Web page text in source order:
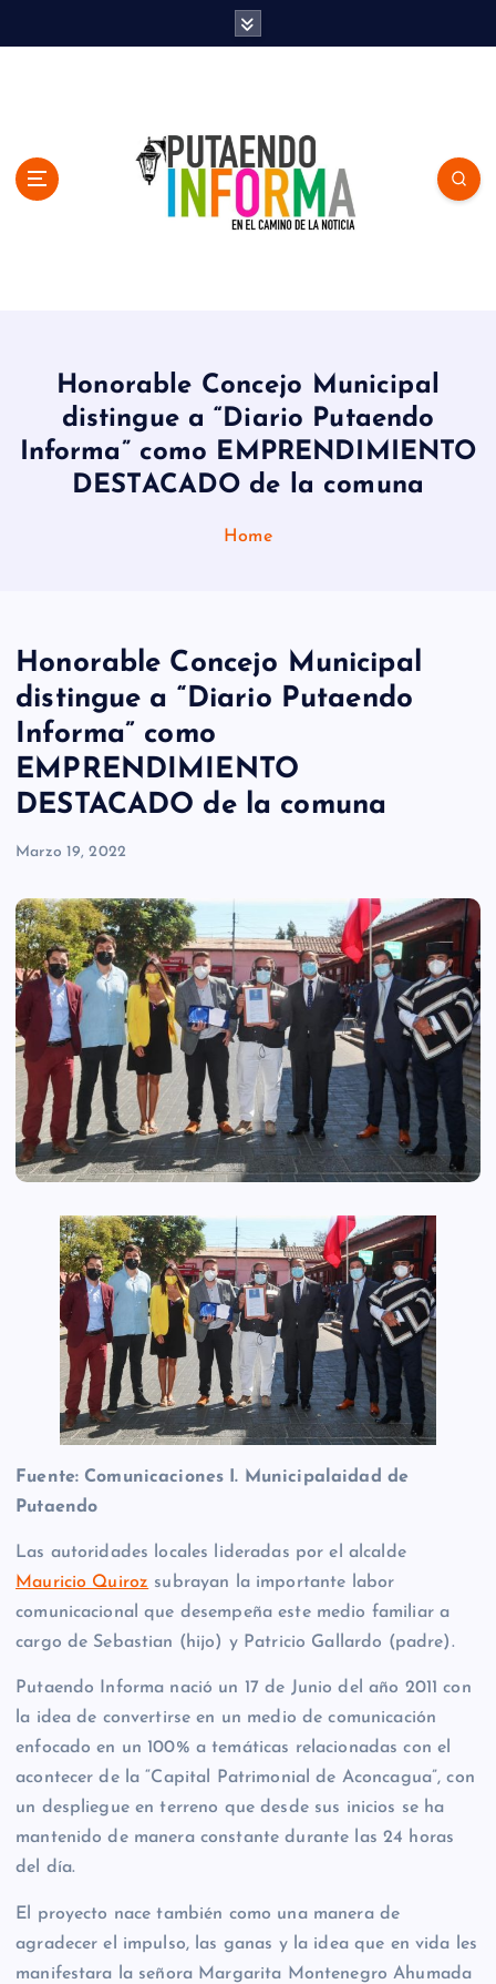
Honorable Concejo Municipal
distingue a “Diario Putaendo
Informa” como EMPRENDIMIENTO
DESTACADO de la comuna
Home
Honorable Concejo Municipal
distingue a “Diario Putaendo
Informa” como
EMPRENDIMIENTO
DESTACADO de la comuna
Marzo 19, 2022
Fuente: Comunicaciones I. Municipalaidad de
Putaendo
Las autoridades locales lideradas por el alcalde
Mauricio Quiroz subrayan la importante labor
comunicacional que desempeña este medio familiar a
cargo de Sebastian (hijo) y Patricio Gallardo (padre).
Putaendo Informa nació un 17 de Junio del año 2011 con
la idea de convertirse en un medio de comunicación
enfocado en un 100% a temáticas relacionadas con el
acontecer de la “Capital Patrimonial de Aconcagua”, con
un despliegue en terreno que desde sus inicios se ha
mantenido de manera constante durante las 24 horas
del día.
El proyecto nace también como una manera de
agradecer el impulso, las ganas y la idea que en vida les
manifestara la señora Margarita Montenegro Ahumada